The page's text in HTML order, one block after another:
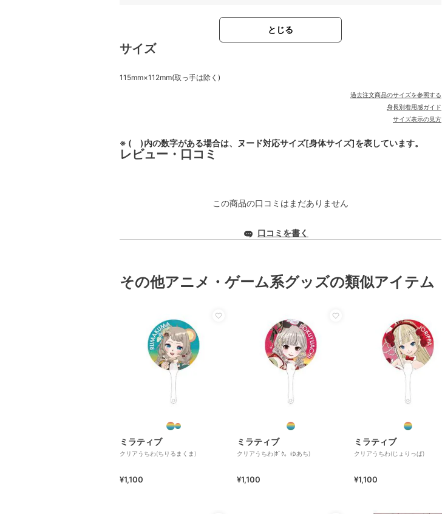
とじる
サイズ
115mm×112mm(取っ手は除く)
過去注文商品のサイズを参照する
身長別着用感ガイド
サイズ表示の見方
※ ( )内の数字がある場合は、ヌード対応サイズ[身体サイズ]を表しています。
レビュー・口コミ
この商品の口コミはまだありません
口コミを書く
その他アニメ・ゲーム系グッズの類似アイテム
ミラティブ
クリアうちわ(ちりるまくま)
¥1,100
ミラティブ
クリアうちわ(ﾎﾞｸ。ゆあち)
¥1,100
ミラティブ
クリアうちわ(じょりっぱ)
¥1,100